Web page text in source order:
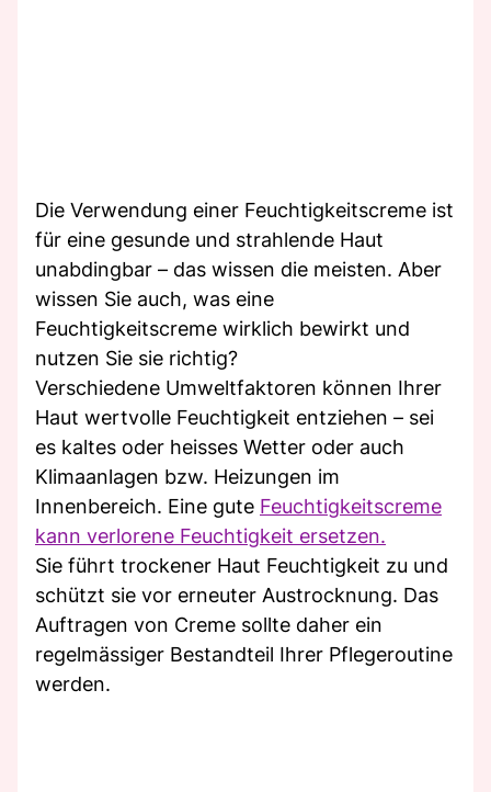
Die Verwendung einer Feuchtigkeitscreme ist
für eine gesunde und strahlende Haut
unabdingbar – das wissen die meisten. Aber
wissen Sie auch, was eine
Feuchtigkeitscreme wirklich bewirkt und
nutzen Sie sie richtig?
Verschiedene Umweltfaktoren können Ihrer
Haut wertvolle Feuchtigkeit entziehen – sei
es kaltes oder heisses Wetter oder auch
Klimaanlagen bzw. Heizungen im
Innenbereich. Eine gute Feuchtigkeitscreme
kann verlorene Feuchtigkeit ersetzen.
Sie führt trockener Haut Feuchtigkeit zu und
schützt sie vor erneuter Austrocknung. Das
Auftragen von Creme sollte daher ein
regelmässiger Bestandteil Ihrer Pflegeroutine
werden.